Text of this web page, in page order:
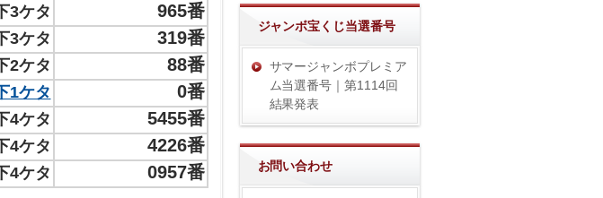
3ケタ 965番
3ケタ 319番
2ケタ 88番
1ケタ 0番
4ケタ 5455番
4ケタ 4226番
4ケタ 0957番
ジャンボ宝くじ当選番号
サマージャンボプレミア
ム当選番号｜第1114回
結果発表
お問い合わせ